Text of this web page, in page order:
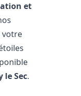
et
votre
le Sec.